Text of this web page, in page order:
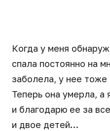
Когда у меня
спала постоянно на
заболела, у нее тоже
Теперь она умерла,
и благодарю ее за
и двое детей…